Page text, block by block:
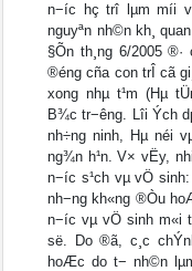
n−íc hç trî lµm míi
nguyªn nh©n kh¸
§Õn th¸ng 6/2005
®éng cña con trÎ cã
xong nhµ t¹m (Hµ
B¾c tr−êng. Lîi Ých
nh÷ng ninh, Hµ néi
ng¾n h¹n. V× vËy,
n−íc s¹ch vµ vÖ
nh−ng kh«ng ®Òu
n−íc vµ vÖ sinh m«i
së. Do ®ã, c¸c
hoÆc do t− nh©n